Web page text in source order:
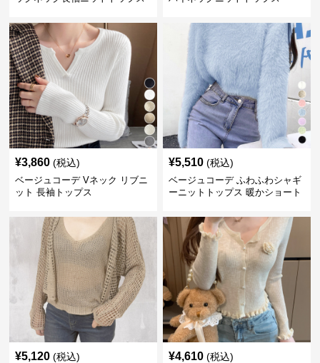
¥3,860 (税込)
ベージュコーデ Vネック リブニ
ット 長袖トップス
¥5,510 (税込)
ベージュコーデ ふわふわシャギ
ーニットトップス 暖かショート
¥5,120 (税込) ¥4,610 (税込)